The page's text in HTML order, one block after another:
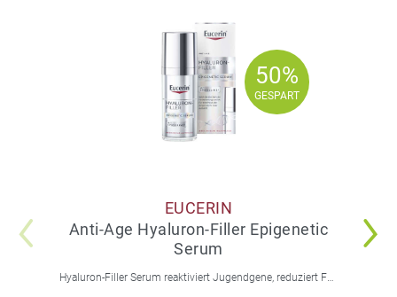
50%
GESPART
50%
GESPART
EUCERIN
Anti-Age Hyaluron-Filler Epigenetic
Serum